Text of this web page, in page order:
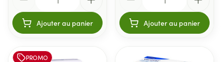
Ajouter au panier Ajouter au panier
PROMO